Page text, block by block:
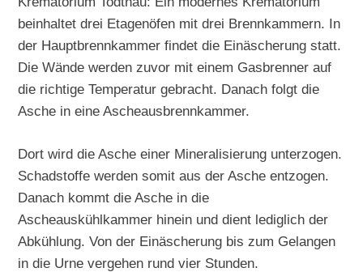
beinhaltet drei Etagenöfen mit drei Brennkammern. In
der Hauptbrennkammer findet die Einäscherung statt.
Die Wände werden zuvor mit einem Gasbrenner auf
die richtige Temperatur gebracht. Danach folgt die
Asche in eine Ascheausbrennkammer.
Dort wird die Asche einer Mineralisierung unterzogen.
Schadstoffe werden somit aus der Asche entzogen.
Danach kommt die Asche in die
Ascheauskühlkammer hinein und dient lediglich der
Abkühlung. Von der Einäscherung bis zum Gelangen
in die Urne vergehen rund vier Stunden.